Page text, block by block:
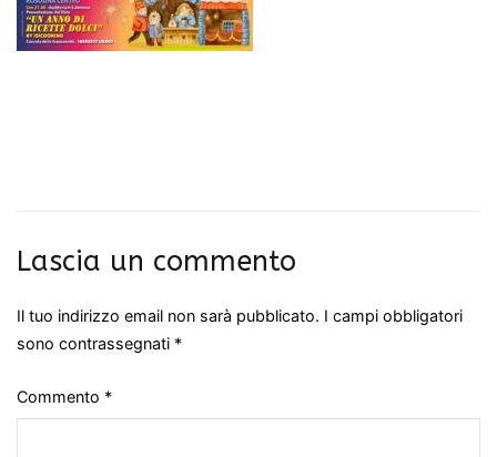
Lascia un commento
Il tuo indirizzo email non sarà pubblicato. I campi obbligatori
sono contrassegnati *
Commento *